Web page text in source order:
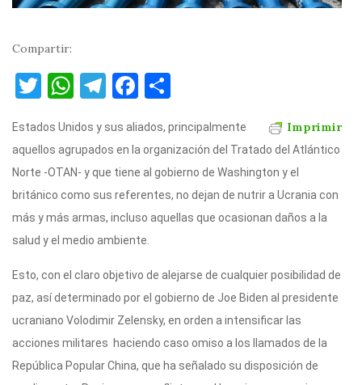
Compartir:
T
it
te
r
W
at
s
A
p
p
T
e
gr
a
m
F
c
e
b
o
o
k
m
p
ar
ti
Imprimir
Estados Unidos y sus aliados, principalmente
aquellos agrupados en la organización del Tratado del Atlántico
Norte -OTAN- y que tiene al gobierno de Washington y el
británico como sus referentes, no dejan de nutrir a Ucrania con
más y más armas, incluso aquellas que ocasionan daños a la
salud y el medio ambiente.
Esto, con el claro objetivo de alejarse de cualquier posibilidad de
paz, así determinado por el gobierno de Joe Biden al presidente
ucraniano Volodimir Zelensky, en orden a intensificar las
acciones militares haciendo caso omiso a los llamados de la
República Popular China, que ha señalado su disposición de